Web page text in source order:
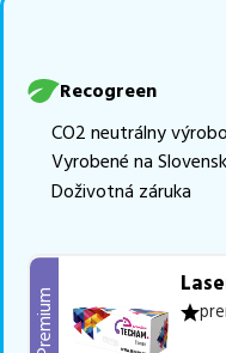
Recogreen
CO2 neutrálny
Vyrobené na
Doživotná záruka
Premium